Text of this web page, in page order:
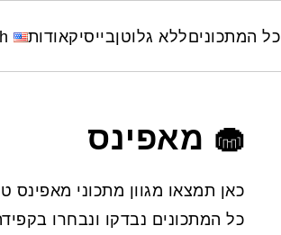
כל המתכוניםללא גלוטןבייסיקאודות
🧁 מאפינס
כאן תמצאו מגוון מתכוני מאפינס
כל המתכונים נבדקו ונבחרו